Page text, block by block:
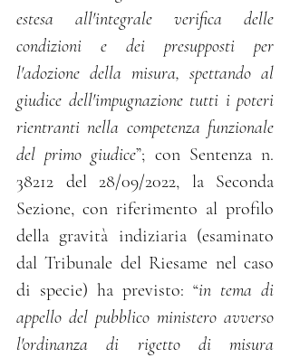
estesa all'integrale verifica delle
condizioni e dei presupposti per
l'adozione della misura, spettando al
giudice dell'impugnazione tutti i poteri
rientranti nella competenza funzionale
del primo giudice”; con Sentenza n.
38212 del 28/09/2022, la Seconda
Sezione, con riferimento al profilo
della gravità indiziaria (esaminato
dal Tribunale del Riesame nel caso
di specie) ha previsto: “in tema di
appello del pubblico ministero avverso
l'ordinanza di rigetto di misura